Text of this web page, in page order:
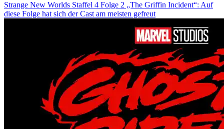
Strange New Worlds Staffel 4 Folge 2 „The Griffin Incident“: Auf
diese Folge hat sich der Cast am meisten gefreut